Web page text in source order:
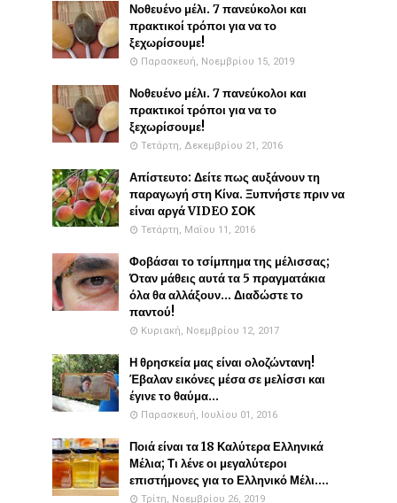
Νοθευένο μέλι. 7 πανεύκολοι και
πρακτικοί τρόποι για να το
ξεχωρίσουμε!
Παρασκευή, Νοεμβρίου 15, 2019
Νοθευένο μέλι. 7 πανεύκολοι και
πρακτικοί τρόποι για να το
ξεχωρίσουμε!
Τετάρτη, Δεκεμβρίου 21, 2016
Απίστευτο: Δείτε πως αυξάνουν τη
παραγωγή στη Κίνα. Ξυπνήστε πριν να
είναι αργά VIDEO ΣΟΚ
Τετάρτη, Μαΐου 11, 2016
Φοβάσαι το τσίμπημα της μέλισσας;
Όταν μάθεις αυτά τα 5 πραγματάκια
όλα θα αλλάξουν... Διαδώστε το
παντού!
Κυριακή, Νοεμβρίου 12, 2017
Η θρησκεία μας είναι ολοζώντανη!
Έβαλαν εικόνες μέσα σε μελίσσι και
έγινε το θαύμα...
Παρασκευή, Ιουλίου 01, 2016
Ποιά είναι τα 18 Καλύτερα Ελληνικά
Μέλια; Τι λένε οι μεγαλύτεροι
επιστήμονες για το Ελληνικό Μέλι....
Τρίτη, Νοεμβρίου 26, 2019